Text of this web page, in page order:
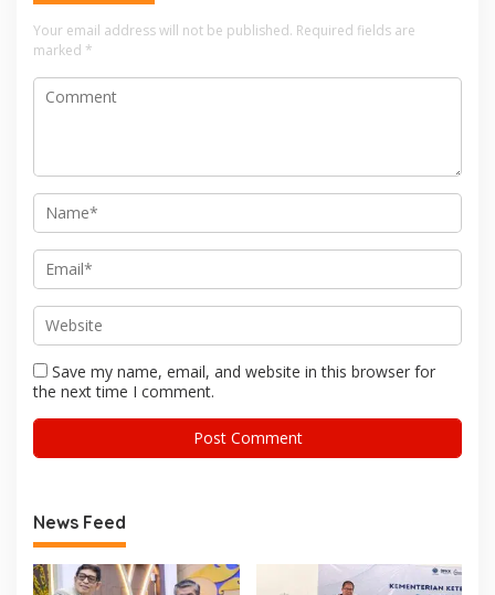
Your email address will not be published. Required fields are
marked *
Save my name, email, and website in this browser for
the next time I comment.
News Feed